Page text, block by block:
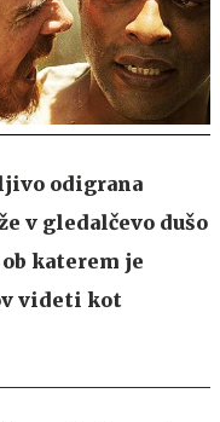
odigrana
v gledalčevo dušo
katerem je
videti kot